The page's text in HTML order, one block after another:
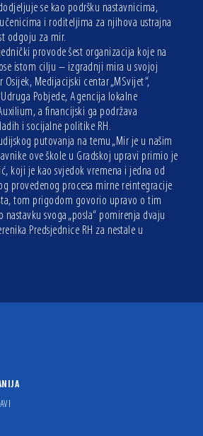
se kao podršku nastavnicima,
i roditeljima za njihova ustrajna
odgoju za mir.
provode šest organizacija koje na
istom cilju – izgradnji mira u svojoj
Medijacijski centar „MSvijet“,
Pobjede, Agencija lokalne
a financijski ga podržava
i socijalne politike RH.
putovanja na temu „Mir je u našim
ove škole u Gradskoj upravi primio je
koji je kao svjedok vremena i jedna od
provedenog procesa mirne reintegracije
tom prigodom govorio upravo o tim
svoga „posla“ pomirenja dvaju
Predsjednice RH za nestale u